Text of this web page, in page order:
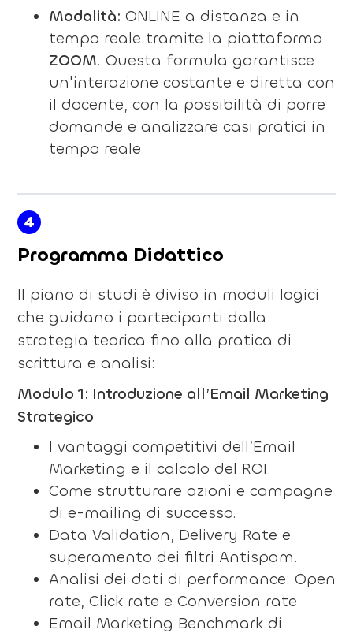
Modalità: ONLINE a distanza e in
tempo reale tramite la piattaforma
ZOOM. Questa formula garantisce
un'interazione costante e diretta con
il docente, con la possibilità di porre
domande e analizzare casi pratici in
tempo reale.
4
Programma Didattico
Il piano di studi è diviso in moduli logici
che guidano i partecipanti dalla
strategia teorica fino alla pratica di
scrittura e analisi:
Modulo 1: Introduzione all’Email Marketing
Strategico
I vantaggi competitivi dell’Email
Marketing e il calcolo del ROI.
Come strutturare azioni e campagne
di e-mailing di successo.
Data Validation, Delivery Rate e
superamento dei filtri Antispam.
Analisi dei dati di performance: Open
rate, Click rate e Conversion rate.
Email Marketing Benchmark di